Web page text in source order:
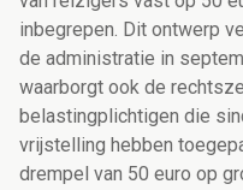
inbegrepen. Dit ontwerp
de administratie in
waarborgt ook de
belastingplichtigen die
vrijstelling hebben
drempel van 50 euro op